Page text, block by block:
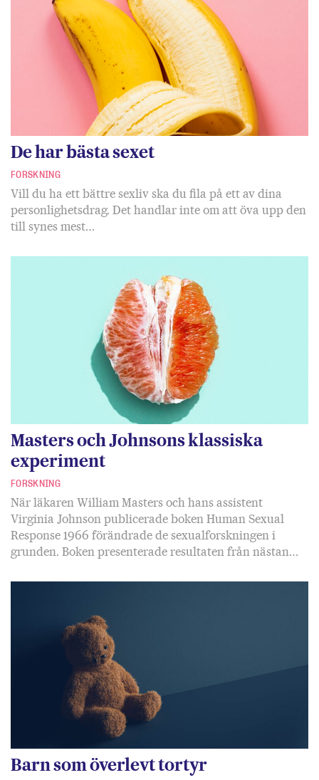
De har bästa sexet
FORSKNING
Vill du ha ett bättre sexliv ska du fila på ett av dina
personlighetsdrag. Det handlar inte om att öva upp den
till synes mest…
Masters och Johnsons klassiska
experiment
FORSKNING
När läkaren William Masters och hans assistent
Virginia Johnson publicerade boken Human Sexual
Response 1966 förändrade de sexualforskningen i
grunden. Boken presenterade resultaten från nästan…
Barn som överlevt tortyr